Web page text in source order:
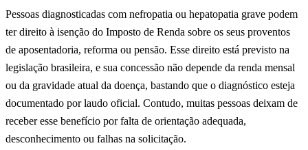
Pessoas diagnosticadas com nefropatia ou hepatopatia grave podem
ter direito à isenção do Imposto de Renda sobre os seus proventos
de aposentadoria, reforma ou pensão. Esse direito está previsto na
legislação brasileira, e sua concessão não depende da renda mensal
ou da gravidade atual da doença, bastando que o diagnóstico esteja
documentado por laudo oficial. Contudo, muitas pessoas deixam de
receber esse benefício por falta de orientação adequada,
desconhecimento ou falhas na solicitação.